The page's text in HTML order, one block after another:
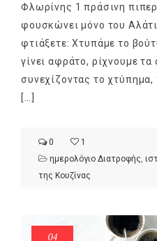
Φλωρίνης 1 πράσινη
φουσκώνει μόνο του
φτιάξετε: Χτυπάμε το
γίνει αφράτο, ρίχνουμε τα
συνεχίζοντας το χτύπημα,
[…]
0
1
ημερολόγιο Διατροφής
της Κουζίνας
04